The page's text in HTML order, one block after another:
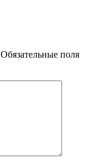
Обязательные поля